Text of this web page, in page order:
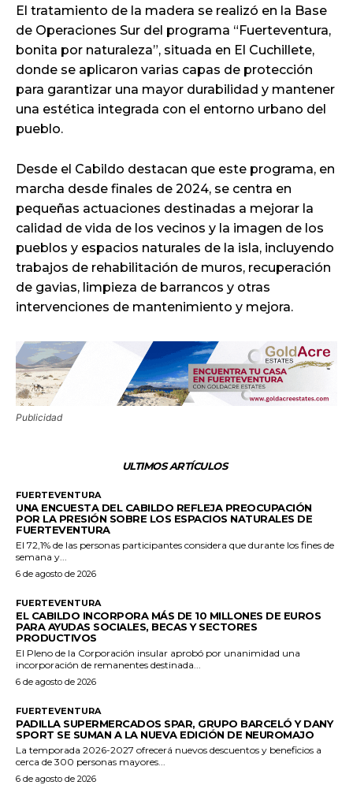
El tratamiento de la madera se realizó en la Base
de Operaciones Sur del programa “Fuerteventura,
bonita por naturaleza”, situada en El Cuchillete,
donde se aplicaron varias capas de protección
para garantizar una mayor durabilidad y mantener
una estética integrada con el entorno urbano del
pueblo.
Desde el Cabildo destacan que este programa, en
marcha desde finales de 2024, se centra en
pequeñas actuaciones destinadas a mejorar la
calidad de vida de los vecinos y la imagen de los
pueblos y espacios naturales de la isla, incluyendo
trabajos de rehabilitación de muros, recuperación
de gavias, limpieza de barrancos y otras
intervenciones de mantenimiento y mejora.
Publicidad
ULTIMOS ARTÍCULOS
FUERTEVENTURA
UNA ENCUESTA DEL CABILDO REFLEJA PREOCUPACIÓN
POR LA PRESIÓN SOBRE LOS ESPACIOS NATURALES DE
FUERTEVENTURA
El 72,1% de las personas participantes considera que durante los fines de
semana y...
6 de agosto de 2026
FUERTEVENTURA
EL CABILDO INCORPORA MÁS DE 10 MILLONES DE EUROS
PARA AYUDAS SOCIALES, BECAS Y SECTORES
PRODUCTIVOS
El Pleno de la Corporación insular aprobó por unanimidad una
incorporación de remanentes destinada...
6 de agosto de 2026
FUERTEVENTURA
PADILLA SUPERMERCADOS SPAR, GRUPO BARCELÓ Y DANY
SPORT SE SUMAN A LA NUEVA EDICIÓN DE NEUROMAJO
La temporada 2026-2027 ofrecerá nuevos descuentos y beneficios a
cerca de 300 personas mayores...
6 de agosto de 2026